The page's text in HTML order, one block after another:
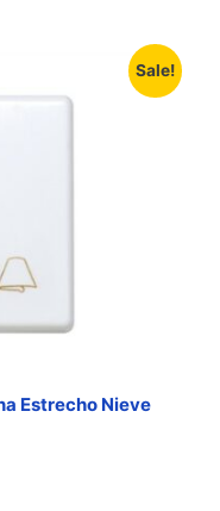
Sale!
Estrecho Nieve